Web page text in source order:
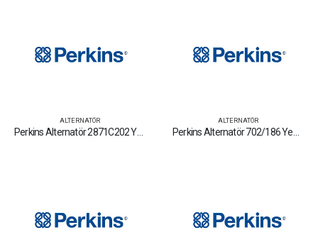
ALTERNATÖR
Perkins Alternatör 2871C202 Yedek Parça Fiyat Tamir Bakım Satan Firmalar
ALTERNATÖR